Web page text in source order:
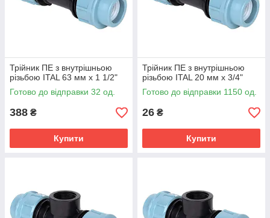
Трійник ПЕ з внутрішньою
різьбою ITAL 63 мм х 1 1/2"
Готово до відправки 32 од.
388 ₴
Купити
Трійник ПЕ з внутрішньою
різьбою ITAL 20 мм х 3/4"
Готово до відправки 1150 од.
26 ₴
Купити